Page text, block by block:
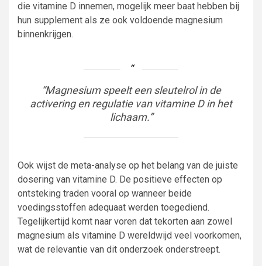
die vitamine D innemen, mogelijk meer baat hebben bij
hun supplement als ze ook voldoende magnesium
binnenkrijgen.
“Magnesium speelt een sleutelrol in de
activering en regulatie van vitamine D in het
lichaam.”
Ook wijst de meta-analyse op het belang van de juiste
dosering van vitamine D. De positieve effecten op
ontsteking traden vooral op wanneer beide
voedingsstoffen adequaat werden toegediend.
Tegelijkertijd komt naar voren dat tekorten aan zowel
magnesium als vitamine D wereldwijd veel voorkomen,
wat de relevantie van dit onderzoek onderstreept.